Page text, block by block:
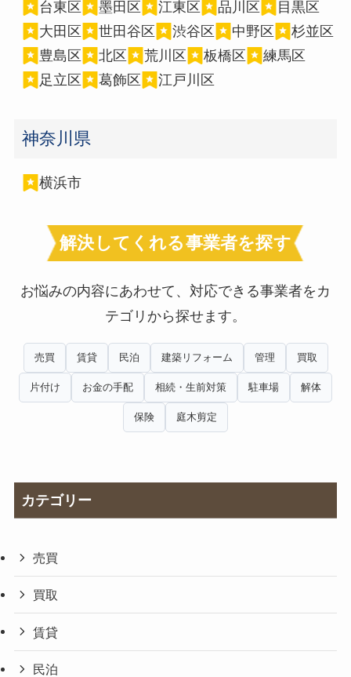
台東区 墨田区 江東区 品川区
目黒区
大田区
世田谷区 渋谷区 中野区
杉並区
豊島区
北区 荒川区 板橋区
練馬区
足立区
葛飾区 江戸川区
神奈川県
横浜市
解決してくれる事業者を探す
お悩みの内容にあわせて、対応できる事業者をカ
テゴリから探せます。
売買 賃貸 民泊 建築リフォーム 管理 買取
片付け お金の手配 相続・生前対策 駐車場 解体
保険 庭木剪定
カテゴリー
売買
買取
賃貸
民泊